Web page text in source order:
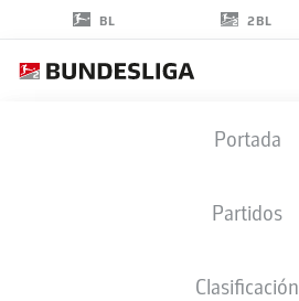
BL 2BL
Portada
Partidos
Clasificación
KLEINEHEISMANN